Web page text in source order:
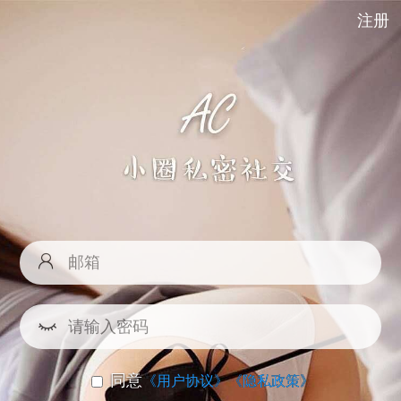
注册
同意《用户协议》《隐私政策》